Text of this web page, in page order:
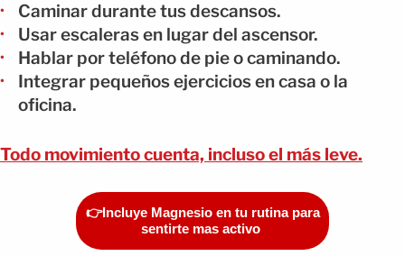
Caminar durante tus descansos.
Usar escaleras en lugar del ascensor.
Hablar por teléfono de pie o caminando.
Integrar pequeños ejercicios en casa o la
oficina.
Todo movimiento cuenta, incluso el más leve.
👉Incluye Magnesio en tu rutina para
sentirte mas activo